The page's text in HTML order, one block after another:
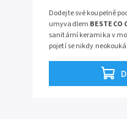
Dodejte své koupelně
umyvadlem BESTECO
sanitární keramika v
pojetí se nikdy
rozzáří každou desku –